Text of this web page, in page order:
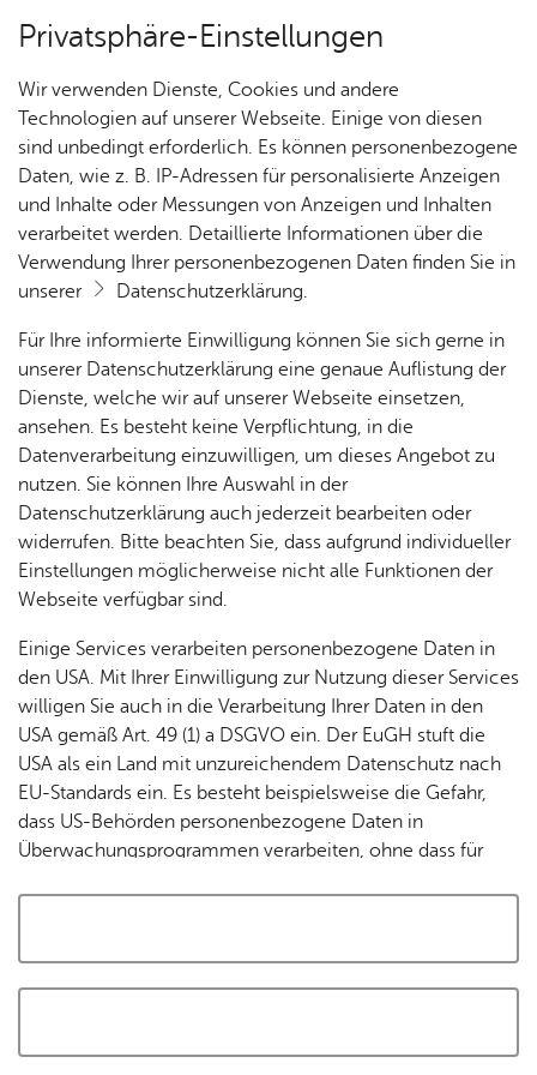
Kartenansicht
Cookie-Hinweis
Zum Laden dieser Karte wird eine Verbindung zu externen
Servern hergestellt. Diese verwenden Cookies und andere
Tracking-Technologien, um die Bedienung zu
personalisieren und zu verbessern. Weitere Informationen
finden Sie in unsererDatenschutzerklärung
Cookies akzeptieren und Karte laden
Privatsphäre-Einstellungen
Wir verwenden Dienste, Cookies und andere
Technologien auf unserer Webseite. Einige von diesen
sind unbedingt erforderlich. Es können personenbezogene
Daten, wie z. B. IP-Adressen für personalisierte Anzeigen
und Inhalte oder Messungen von Anzeigen und Inhalten
verarbeitet werden. Detaillierte Informationen über die
Verwendung Ihrer personenbezogenen Daten finden Sie in
unserer
Datenschutzerklärung.
Für Ihre informierte Einwilligung können Sie sich gerne in
unserer Datenschutzerklärung eine genaue Auflistung der
Dienste, welche wir auf unserer Webseite einsetzen,
ansehen. Es besteht keine Verpflichtung, in die
Datenverarbeitung einzuwilligen, um dieses Angebot zu
nutzen. Sie können Ihre Auswahl in der
Datenschutzerklärung auch jederzeit bearbeiten oder
widerrufen. Bitte beachten Sie, dass aufgrund individueller
Einstellungen möglicherweise nicht alle Funktionen der
Webseite verfügbar sind.
Einige Services verarbeiten personenbezogene Daten in
den USA. Mit Ihrer Einwilligung zur Nutzung dieser Services
willigen Sie auch in die Verarbeitung Ihrer Daten in den
USA gemäß Art. 49 (1) a DSGVO ein. Der EuGH stuft die
USA als ein Land mit unzureichendem Datenschutz nach
EU-Standards ein. Es besteht beispielsweise die Gefahr,
dass US-Behörden personenbezogene Daten in
Überwachungsprogrammen verarbeiten, ohne dass für